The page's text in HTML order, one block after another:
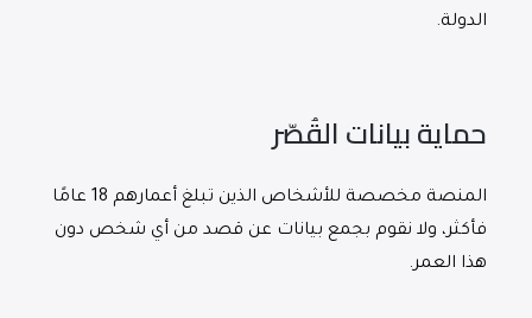
الدولة.
حماية بيانات القُصّر
المنصة مخصصة للأشخاص الذين تبلغ أعمارهم 18 عامًا
فأكثر، ولا نقوم بجمع بيانات عن قصد من أي شخص دون
هذا العمر.